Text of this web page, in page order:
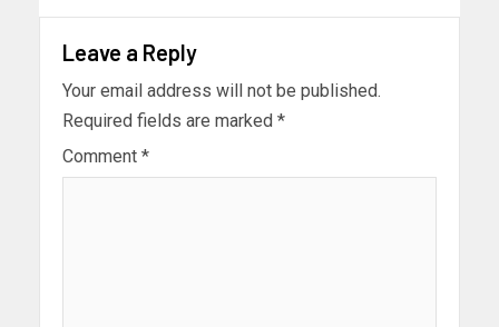
Leave a Reply
Your email address will not be published.
Required fields are marked *
Comment *